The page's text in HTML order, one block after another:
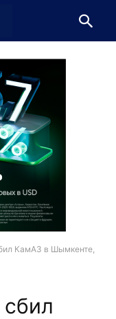
КамАЗ в Шымкенте,